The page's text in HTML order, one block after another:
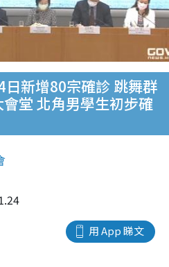
日新增80宗確診 跳舞群
堂 北角男學生初步確
用 App 睇文